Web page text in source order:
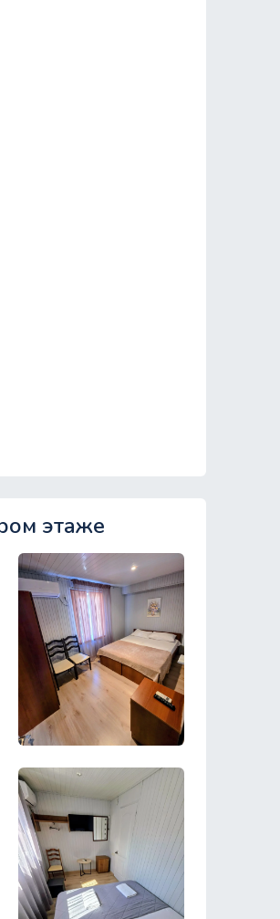
этаже